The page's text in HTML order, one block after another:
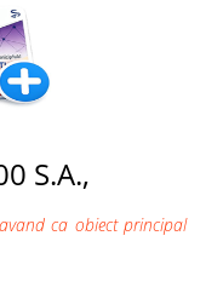
S.A.,
ca obiect principal